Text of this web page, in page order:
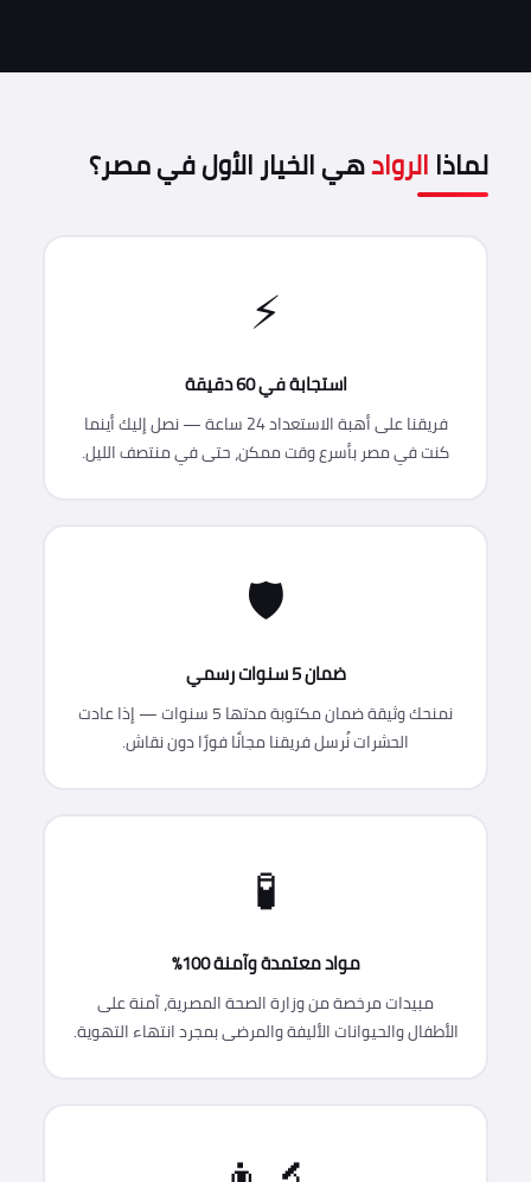
لماذاالروادهي الخيار الأول في مصر؟
⚡
استجابة في 60 دقيقة
فريقنا على أهبة الاستعداد 24 ساعة — نصل إليك أينما
كنت في مصر بأسرع وقت ممكن، حتى في منتصف الليل.
🛡️
ضمان 5 سنوات رسمي
نمنحك وثيقة ضمان مكتوبة مدتها 5 سنوات — إذا عادت
الحشرات نُرسل فريقنا مجانًا فورًا دون نقاش.
🧪
مواد معتمدة وآمنة 100%
مبيدات مرخصة من وزارة الصحة المصرية، آمنة على
الأطفال والحيوانات الأليفة والمرضى بمجرد انتهاء التهوية.